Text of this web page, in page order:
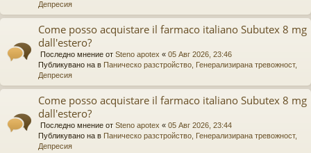
Депресия
Come posso acquistare il farmaco italiano Subutex 8 mg
dall'estero?
Последно мнение от Steno apotex « 05 Авг 2026, 23:46
Публикувано на в Паническо разстройство, Генерализирана тревожност,
Депресия
Come posso acquistare il farmaco italiano Subutex 8 mg
dall'estero?
Последно мнение от Steno apotex « 05 Авг 2026, 23:44
Публикувано на в Паническо разстройство, Генерализирана тревожност,
Депресия